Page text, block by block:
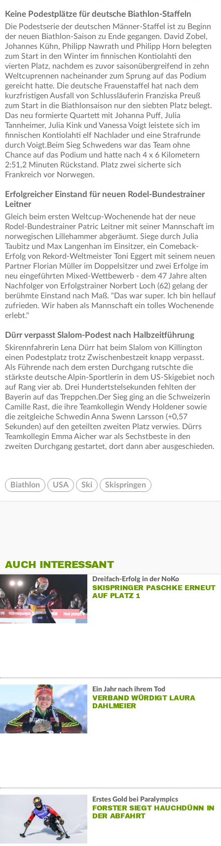
Keine Podestplätze für deutsche Biathlon-Staffeln
Die Podestserie der deutschen Männer-Staffel ist zu Beginn
der neuen Biathlon-Saison zu Ende gegangen. David Zobel,
Johannes Kühn, Philipp Nawrath und Philipp Horn belegten
zum Start in den Winter im finnischen Kontiolahti den
vierten Platz, nachdem es zuvor saisonübergreifend in zehn
Weltcuprennen nacheinander zum Sprung auf das Podium
gereicht hatte. Die deutsche Frauenstaffel hat nach dem
kurzfristigen Ausfall von Schlussläuferin Franziska Preuß
zum Start in die Biathlonsaison nur den siebten Platz belegt.
Das neu formierte Quartett mit Johanna Puff, Julia
Tannheimer, Julia Kink und Vanessa Voigt leistete sich im
finnischen Kontiolahti elf Nachlader und eine Strafrunde
durch Voigt.Beim Sieg Schwedens war das Team ohne
Chance auf das Podium und hatte nach 4 x 6 Kilometern
2:51,2 Minuten Rückstand. Platz zwei sicherte sich
Frankreich vor Norwegen.
Erfolgreicher Einstand für neuen Rodel-Bundestrainer
Leitner
Gleich beim ersten Weltcup-Wochenende hat der neue
Rodel-Bundestrainer Patric Leitner mit seiner Mannschaft im
norwegischen Lillehammer abgeräumt. Siege durch Julia
Taubitz und Max Langenhan im Einsitzer, ein Comeback-
Erfolg von Rekord-Weltmeister Toni Eggert mit seinem neuen
Partner Florian Müller im Doppelsitzer und zwei Erfolge im
neu eingeführten Mixed-Wettbewerb - dem 47 Jahre alten
Nachfolger von Erfolgstrainer Norbert Loch (62) gelang der
berühmte Einstand nach Maß. "Das war super. Ich bin hellauf
zufrieden. Wir haben als Mannschaft ein tolles Wochenende
erlebt."
Dürr verpasst Slalom-Podest nach Halbzeitführung
Skirennfahrerin Lena Dürr hat beim Slalom von Killington
einen Podestplatz trotz Zwischenbestzeit knapp verpasst.
Als Führende nach dem ersten Durchgang rutschte die
stärkste deutsche Alpin-Sportlerin in dem US-Skigebiet noch
auf Rang vier ab. Drei Hundertstelsekunden fehlten der
Bayerin auf das Treppchen.Der Sieg ging an die Schweizerin
Camille Rast, die ihre Teamkollegin Wendy Holdener sowie
die zeitgleiche Schwedin Anna Swenn Larsson (+0,57
Sekunden) auf den geteilten zweiten Platz verwies. Dürrs
Teamkollegin Emma Aicher war als Sechstbeste in den
zweiten Durchgang gestartet, dort dann aber ausgeschieden.
Biathlon USA Ski Skispringen
AUCH INTERESSANT
Dreifach-Erfolg in der NoKo
SKISPRINGER PASCHKE ERNEUT
AUF PLATZ 1
Ein Jahr nach ihrem Tod
VERBAND WÜRDIGT LAURA
DAHLMEIER
Erstes Gold bei Paralympics
FORSTER SIEGT HAUCHDÜNN IN
DER ABFAHRT